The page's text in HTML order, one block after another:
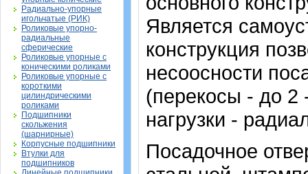
Радиально-упорные
игольчатые (РИК)
Роликовые упорно-
радиальные
сферические
Роликовые упорные с
коническими роликами
Роликовые упорные с
короткими
цилиндрическими
роликами
Подшипники
скольжения
(шарнирные)
Корпусные подшипники
Втулки для
подшипников
Является
конструкция
несоосности
(перекосы - до 2
нагрузки -
Посадочное